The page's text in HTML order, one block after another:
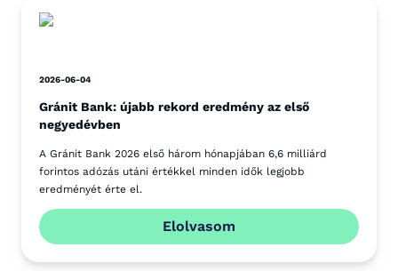
2026-06-04
Gránit Bank: újabb rekord eredmény az első
negyedévben
A Gránit Bank 2026 első három hónapjában 6,6 milliárd
forintos adózás utáni értékkel minden idők legjobb
eredményét érte el.
Elolvasom